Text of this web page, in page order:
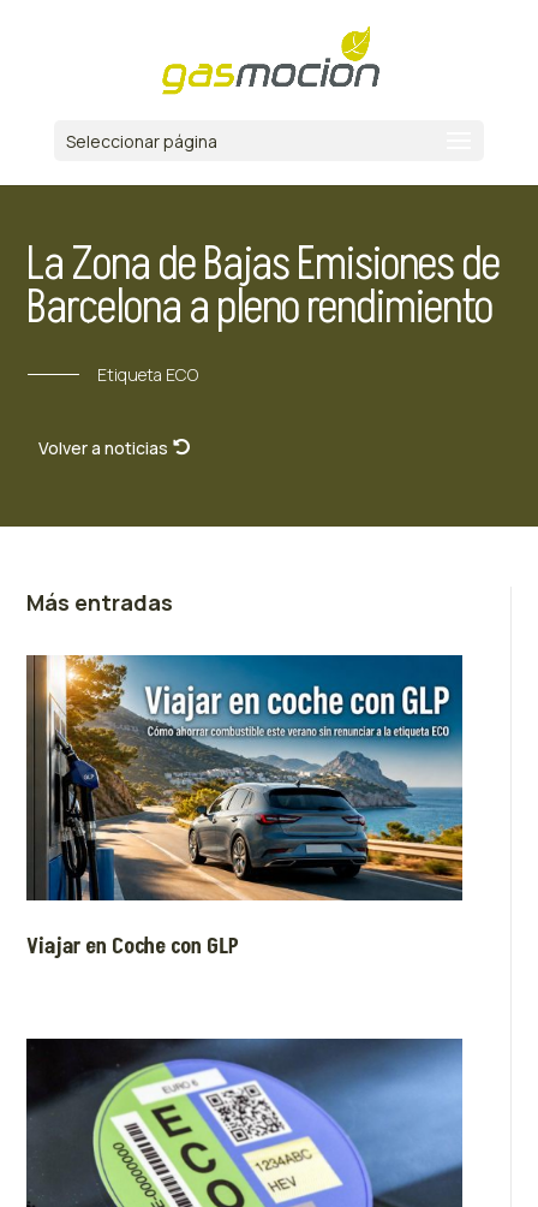
Seleccionar página
La Zona de Bajas Emisiones de
Barcelona a pleno rendimiento
Etiqueta ECO
Volver a noticias
Más entradas
Viajar en Coche con GLP